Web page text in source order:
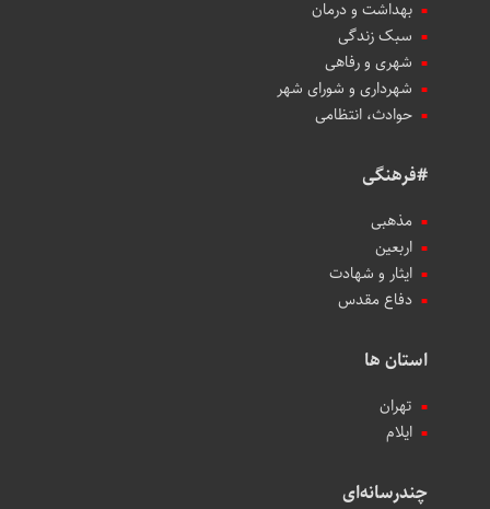
بهداشت و درمان
سبک زندگی
شهری و رفاهی
شهرداری و شورای شهر
حوادث، انتظامی
#فرهنگی
مذهبی
اربعین
ایثار و شهادت
دفاع مقدس
استان ها
تهران
ایلام
چندرسانه‌ای